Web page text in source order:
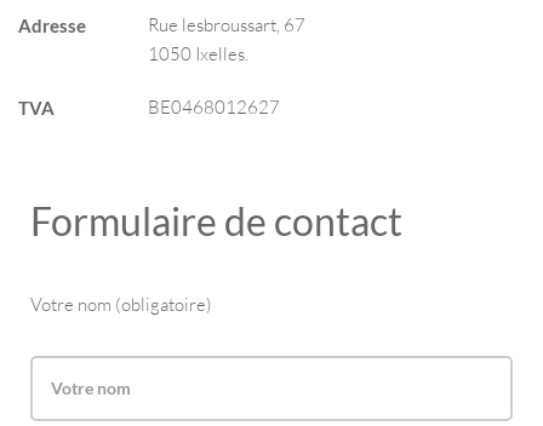
Adresse
Rue lesbroussart, 67
1050 Ixelles.
TVA BE0468012627
Formulaire de contact
Votre nom (obligatoire)